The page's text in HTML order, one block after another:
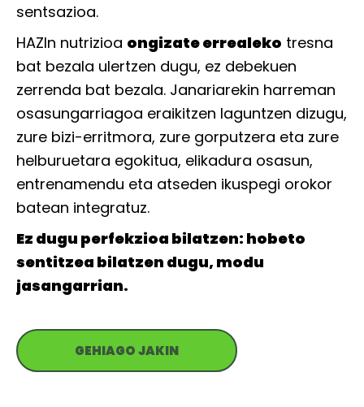
sentsazioa.
HAZIn nutrizioa ongizate errealeko tresna
bat bezala ulertzen dugu, ez debekuen
zerrenda bat bezala. Janariarekin harreman
osasungarriagoa eraikitzen laguntzen dizugu,
zure bizi-erritmora, zure gorputzera eta zure
helburuetara egokitua, elikadura osasun,
entrenamendu eta atseden ikuspegi orokor
batean integratuz.
Ez dugu perfekzioa bilatzen: hobeto
sentitzea bilatzen dugu, modu
jasangarrian.
GEHIAGO JAKIN